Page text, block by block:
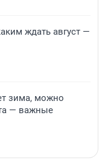
ждать август —
зима, можно
— важные